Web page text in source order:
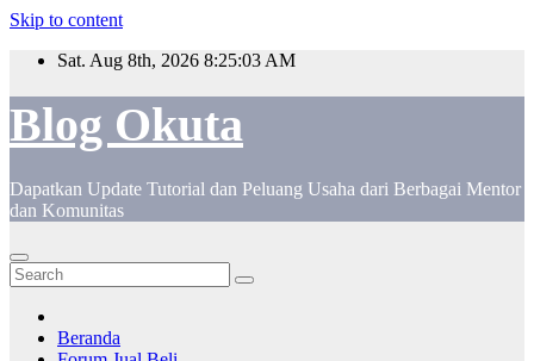
Skip to content
Sat. Aug 8th, 2026 8:25:04 AM
Blog Okuta
Dapatkan Update Tutorial dan Peluang Usaha dari Berbagai Mentor
dan Komunitas
Beranda